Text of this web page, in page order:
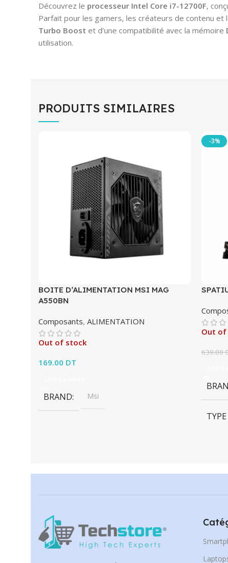
Découvrez le processeur Intel Core i7-12700F,
Parfait pour les gamers, les créateurs de contenu
Turbo Boost et d’une compatibilité avec la mémoire
utilisation.
PRODUITS SIMILAIRES
BOITE D’ALIMENTATION MSI MAG
A550BN
Composants, ALIMENTATION
Out of stock
169.00 DT
BRAND Msi
-3%
Out
639.00